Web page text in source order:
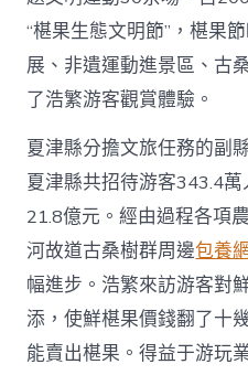
“椹果生態文明節”，椹果
展、非遺運動進景區、古
了浩繁游客觀賞體驗。
夏津縣分擔文旅任務的副
夏津縣共招待游客343.4
21.8億元。經由過程各項
河故道古桑樹群周邊包養
幅進步。浩繁來訪游客對
添，使鮮椹果價錢翻了十
能賣出椹果。得益于游玩